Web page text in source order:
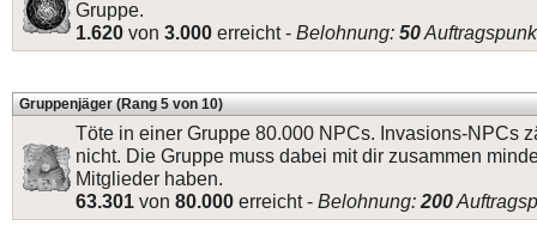
Gruppe.
1.620 von 3.000 erreicht - Belohnung: 50
Gruppenjäger (Rang 5 von 10)
Töte in einer Gruppe 80.000 NPCs. Invasions-NPCs
nicht. Die Gruppe muss dabei mit dir zusammen
Mitglieder haben.
63.301 von 80.000 erreicht - Belohnung: 200